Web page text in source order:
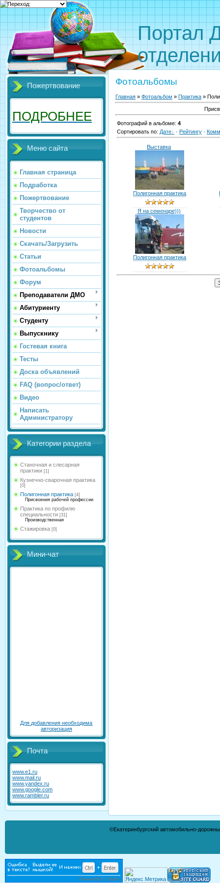
Портал
Пожертвование
ПОДРОБНЕЕ
Меню сайта
Главная страница
Подработка
Пожертвование
Творчество от
студентов
Новости
Скачать/Загрузить
Статьи
Фотоальбомы
Форум
Преподаватели ДМО
Абитуриенту
Студенту
Выпускнику
Гостевая книга
Тесты
Доска объявлений
FAQ (вопрос/ответ)
Видео
Написать
Администратору
Категории раздела
Станочная и слесарная
практики [1]
Кузнечно-сварочная практика
[0]
Полигонная практика [4]
Присвоения рабочей профессии
Практика по профилю
специальности [31]
Производственная
Стажировка [0]
Мини-чат
Для добавления необходима
авторизация
Почта
www.e1.ru
www.mail.ru
www.yandex.ru
www.google.com
www.rambler.ru
Фотоальбомы
Главная » Фотоальбом » Практика »
Фотографий в альбоме: 4
Сортировать по: Дате · Рейтингу ·
Выставка
Полигонная практика
Я на семенаре)))
Полигонная практика
©Екатеринбургский автомобильно-